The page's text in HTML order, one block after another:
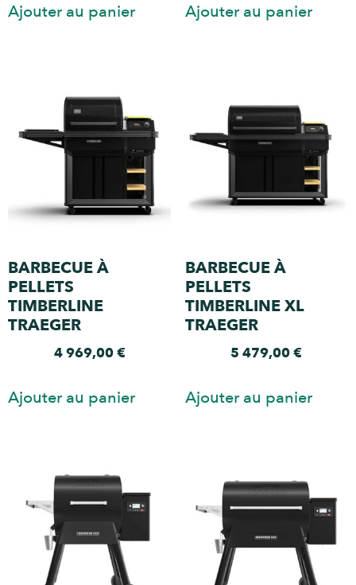
Ajouter au panier Ajouter au panier
BARBECUE À
PELLETS
TIMBERLINE
TRAEGER
4 969,00€
Ajouter au panier
BARBECUE À
PELLETS
TIMBERLINE XL
TRAEGER
5 479,00€
Ajouter au panier